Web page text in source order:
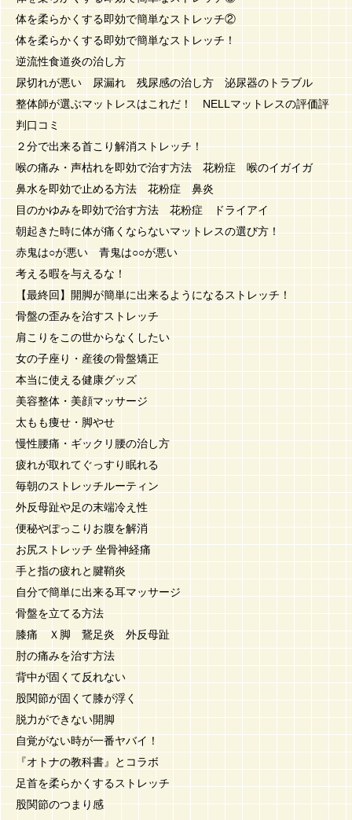
体を柔らかくする即効で簡単なストレッチ②
体を柔らかくする即効で簡単なストレッチ！
逆流性食道炎の治し方
尿切れが悪い 尿漏れ 残尿感の治し方 泌尿器のトラブル
整体師が選ぶマットレスはこれだ！ NELLマットレスの評価評
判口コミ
２分で出来る首こり解消ストレッチ！
喉の痛み・声枯れを即効で治す方法 花粉症 喉のイガイガ
鼻水を即効で止める方法 花粉症 鼻炎
目のかゆみを即効で治す方法 花粉症 ドライアイ
朝起きた時に体が痛くならないマットレスの選び方！
赤鬼は○が悪い 青鬼は○○が悪い
考える暇を与えるな！
【最終回】開脚が簡単に出来るようになるストレッチ！
骨盤の歪みを治すストレッチ
肩こりをこの世からなくしたい
女の子座り・産後の骨盤矯正
本当に使える健康グッズ
美容整体・美顔マッサージ
太もも痩せ・脚やせ
慢性腰痛・ギックリ腰の治し方
疲れが取れてぐっすり眠れる
毎朝のストレッチルーティン
外反母趾や足の末端冷え性
便秘やぽっこりお腹を解消
お尻ストレッチ 坐骨神経痛
手と指の疲れと腱鞘炎
自分で簡単に出来る耳マッサージ
骨盤を立てる方法
膝痛 Ｘ脚 鵞足炎 外反母趾
肘の痛みを治す方法
背中が固くて反れない
股関節が固くて膝が浮く
脱力ができない開脚
自覚がない時が一番ヤバイ！
『オトナの教科書』とコラボ
足首を柔らかくするストレッチ
股関節のつまり感